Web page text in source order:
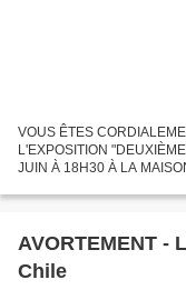
VOUS ÊTES
L'EXPOSITION
JUIN À 18H30 À LA
«Segunda...
AVORTEMENT -
Chile